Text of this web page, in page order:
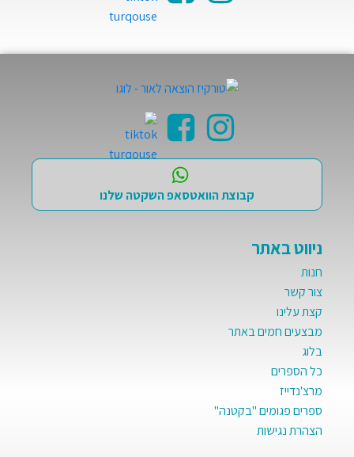
קבוצת הוואטסאפ השקטה שלנו
ניווט באתר
חנות
צור קשר
קצת עלינו
מבצעים חמים באתר
בלוג
כל הספרים
מרצ'נדייז
ספרים פגומים "בקטנה"
הצהרת נגישות